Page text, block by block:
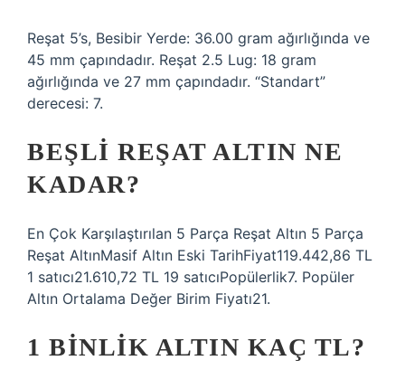
Reşat 5’s, Besibir Yerde: 36.00 gram ağırlığında ve
45 mm çapındadır. Reşat 2.5 Lug: 18 gram
ağırlığında ve 27 mm çapındadır. “Standart”
derecesi: 7.
BEŞLI REŞAT ALTIN NE
KADAR?
En Çok Karşılaştırılan 5 Parça Reşat Altın 5 Parça
Reşat AltınMasif Altın Eski TarihFiyat119.442,86 TL
1 satıcı21.610,72 TL 19 satıcıPopülerlik7. Popüler
Altın Ortalama Değer Birim Fiyatı21.
1 BINLIK ALTIN KAÇ TL?